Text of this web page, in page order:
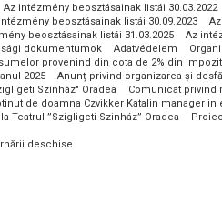
Az intézmény beosztásainak listái 30.03.2022
beosztásainak listái 30.09.2023
beosztásainak listái 31.03.2025 Az
dokumentumok Adatvédelem
provenind din cota de 2% din
2025
Anunț privind organizarea și
Színház" Oradea
Comunicat privind
de doamna Czvikker Katalin manager in
Teatrul ”Szigligeti Szinház” Oradea
deschise